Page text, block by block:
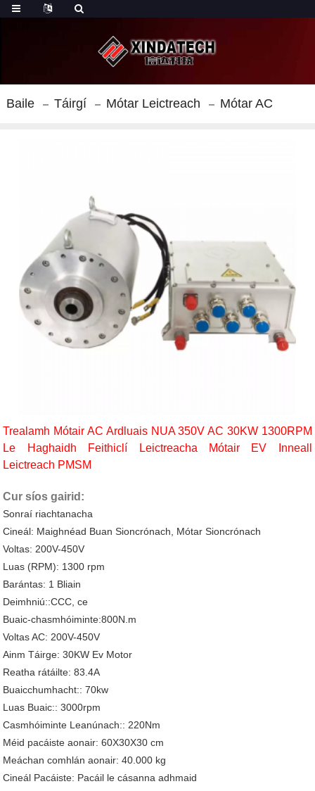
Baile Táirgí Mótar Leictreach Mótar AC
Trealamh Mótair AC Ardluais NUA 350V AC 30KW 1300RPM
Le Haghaidh Feithiclí Leictreacha Mótair EV Inneall
Leictreach PMSM
Cur síos gairid:
Sonraí riachtanacha
Cineál: Maighnéad Buan Sioncrónach, Mótar Sioncrónach
Voltas: 200V-450V
Luas (RPM): 1300 rpm
Barántas: 1 Bliain
Deimhniú::CCC, ce
Buaic-chasmhóiminte:800N.m
Voltas AC: 200V-450V
Ainm Táirge: 30KW Ev Motor
Reatha rátáilte: 83.4A
Buaicchumhacht:: 70kw
Luas Buaic:: 3000rpm
Casmhóiminte Leanúnach:: 220Nm
Méid pacáiste aonair: 60X30X30 cm
Meáchan comhlán aonair: 40.000 kg
Cineál Pacáiste: Pacáil le cásanna adhmaid